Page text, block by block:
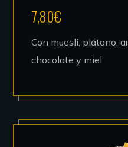
7,80€
Con muesli, plátano,
chocolate y miel